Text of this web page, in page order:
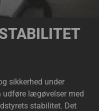
sikkerhed under
udføre lægøvelser med
stabilitet. Det